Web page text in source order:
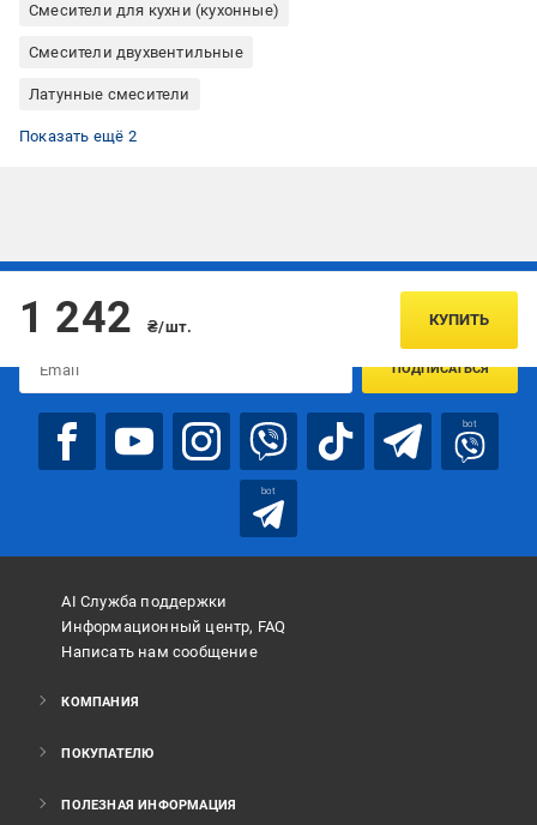
Смесители для кухни (кухонные)
Смесители двухвентильные
Латунные смесители
Смесители врезные
Смесители хромированные
Показать ещё 2
1 242 ₴/шт. КУПИТЬ
Подписывайтесь, чтобы узнавать первым об акцияx и
ПОДПИСАТЬСЯ
bot
bot
AI Служба поддержки
Информационный центр, FAQ
Написать нам сообщение
КОМПАНИЯ
ПОКУПАТЕЛЮ
ПОЛЕЗНАЯ ИНФОРМАЦИЯ